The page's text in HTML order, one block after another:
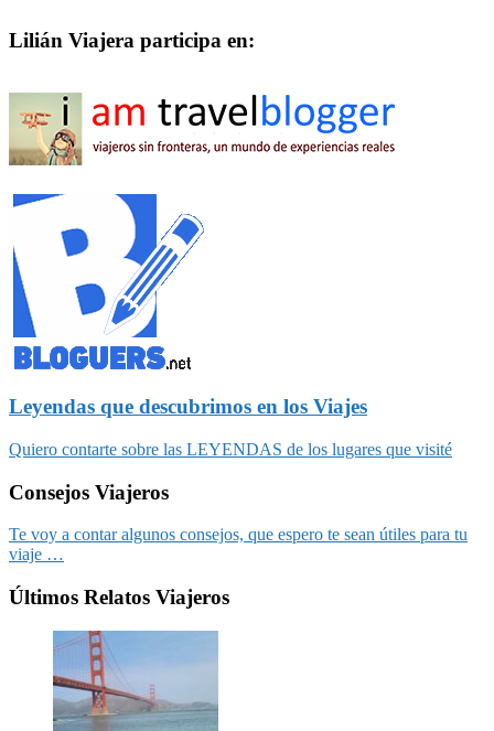
Lilián Viajera participa en:
Leyendas que descubrimos en los Viajes
Quiero contarte sobre las LEYENDAS de los lugares que visité
Consejos Viajeros
Te voy a contar algunos consejos, que espero te sean útiles para tu
viaje …
Últimos Relatos Viajeros